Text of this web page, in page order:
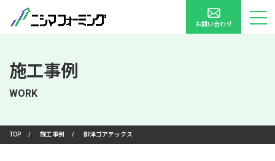
お問い合わせ
施工事例
WORK
TOP / 施工事例 / 御津ゴアテックス